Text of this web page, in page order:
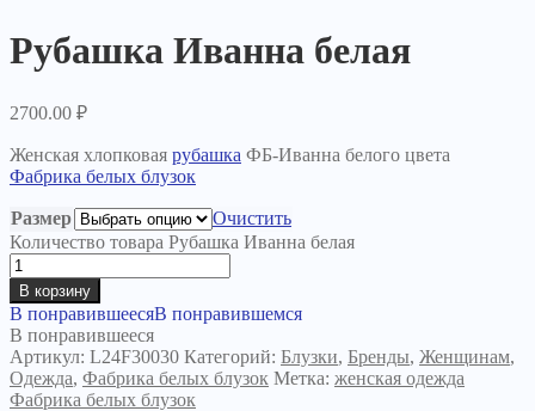
Рубашка Иванна белая
2700.00 ₽
Женская хлопковая рубашка ФБ-Иванна белого цвета
Фабрика белых блузок
Размер
Очистить
Количество товара Рубашка Иванна белая
В корзину
В понравившеесяВ понравившемся
В понравившееся
Артикул: L24F30030 Категорий: Блузки, Бренды, Женщинам,
Одежда, Фабрика белых блузок Метка: женская одежда
Фабрика белых блузок